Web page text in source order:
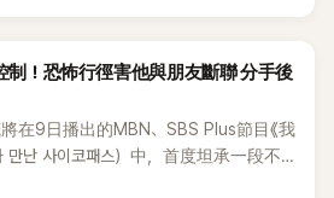
制！恐怖行徑害他與朋友斷聯 分手後
在9日播出的MBN、SBS Plus節目《我
만난 사이코패스）中，首度坦承一段不
曾遭前女友過度控制，不僅走到哪都